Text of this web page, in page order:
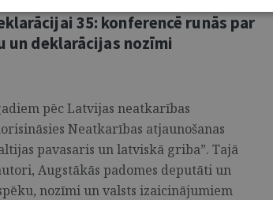
35: konferencē runās par
deklarācijas nozīmi
pēc Latvijas neatkarības
Neatkarības atjaunošanas
pavasaris un latviskā griba”. Tajā
Augstākās padomes deputāti un
nozīmi un valsts izaicinājumiem